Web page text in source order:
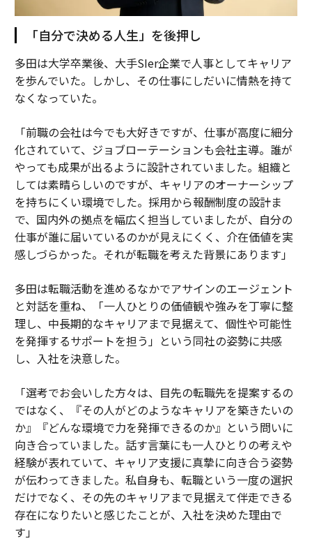
「自分で決める人生」を後押し
多田は大学卒業後、大手SIer企業で人事としてキャリア
を歩んでいた。しかし、その仕事にしだいに情熱を持て
なくなっていた。
「前職の会社は今でも大好きですが、仕事が高度に細分
化されていて、ジョブローテーションも会社主導。誰が
やっても成果が出るように設計されていました。組織と
しては素晴らしいのですが、キャリアのオーナーシップ
を持ちにくい環境でした。採用から報酬制度の設計ま
で、国内外の拠点を幅広く担当していましたが、自分の
仕事が誰に届いているのかが見えにくく、介在価値を実
感しづらかった。それが転職を考えた背景にあります」
多田は転職活動を進めるなかでアサインのエージェント
と対話を重ね、「一人ひとりの価値観や強みを丁寧に整
理し、中長期的なキャリアまで見据えて、個性や可能性
を発揮するサポートを担う」という同社の姿勢に共感
し、入社を決意した。
「選考でお会いした方々は、目先の転職先を提案するの
ではなく、『その人がどのようなキャリアを築きたいの
か』『どんな環境で力を発揮できるのか』という問いに
向き合っていました。話す言葉にも一人ひとりの考えや
経験が表れていて、キャリア支援に真摯に向き合う姿勢
が伝わってきました。私自身も、転職という一度の選択
だけでなく、その先のキャリアまで見据えて伴走できる
存在になりたいと感じたことが、入社を決めた理由で
す」